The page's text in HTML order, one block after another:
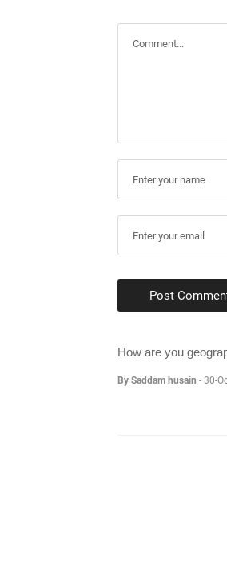
Post
How are you
By Saddam husain - 30-